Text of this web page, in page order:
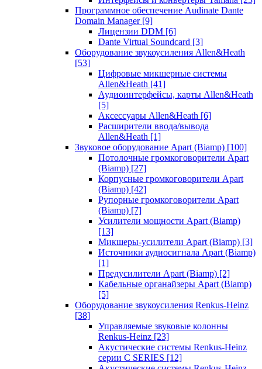
Программное обеспечение Audinate Dante
Domain Manager [9]
Лицензии DDM [6]
Dante Virtual Soundcard [3]
Оборудование звукоусиления Allen&Heath
[53]
Цифровые микшерные системы
Allen&Heath [41]
Аудиоинтерфейсы, карты Allen&Heath
[5]
Аксессуары Allen&Heath [6]
Расширители ввода/вывода
Allen&Heath [1]
Звуковое оборудование Apart (Biamp) [100]
Потолочные громкоговорители Apart
(Biamp) [27]
Корпусные громкоговорители Apart
(Biamp) [42]
Рупорные громкоговорители Apart
(Biamp) [7]
Усилители мощности Apart (Biamp)
[13]
Микшеры-усилители Apart (Biamp) [3]
Источники аудиосигнала Apart (Biamp)
[1]
Предусилители Apart (Biamp) [2]
Кабельные органайзеры Apart (Biamp)
[5]
Оборудование звукоусиления Renkus-Heinz
[38]
Управляемые звуковые колонны
Renkus-Heinz [23]
Акустические системы Renkus-Heinz
серии C SERIES [12]